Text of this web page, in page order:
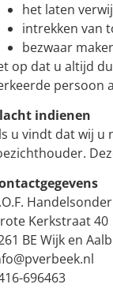
het laten
intrekken van
bezwaar
op dat u altijd
persoon
indienen
u vindt dat wij u
Kerkstraat 40
BE Wijk en
696463